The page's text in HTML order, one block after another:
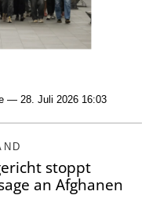
— 28. Juli 2026 16:03
stoppt
an Afghanen